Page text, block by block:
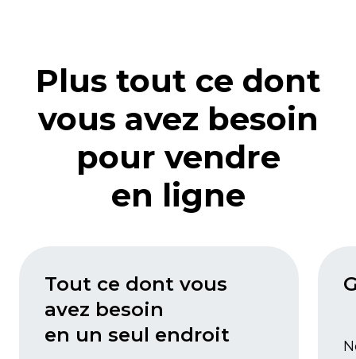
Plus tout ce dont
vous avez besoin
pour vendre
en ligne
Tout ce dont vous
avez besoin
en un seul endroit